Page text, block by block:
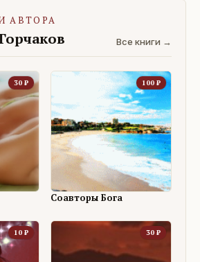
АВТОРА
Все книги →
30 ₽ 100 ₽
Соавторы Бога
10 ₽ 30 ₽